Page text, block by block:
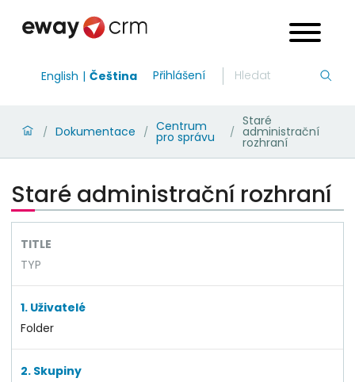
English Čeština Přihlášení
/ Dokumentace / Centrum
pro správu /
Staré
administrační
rozhraní
Staré administrační rozhraní
TITLE
TYP
1. Uživatelé
Folder
2. Skupiny